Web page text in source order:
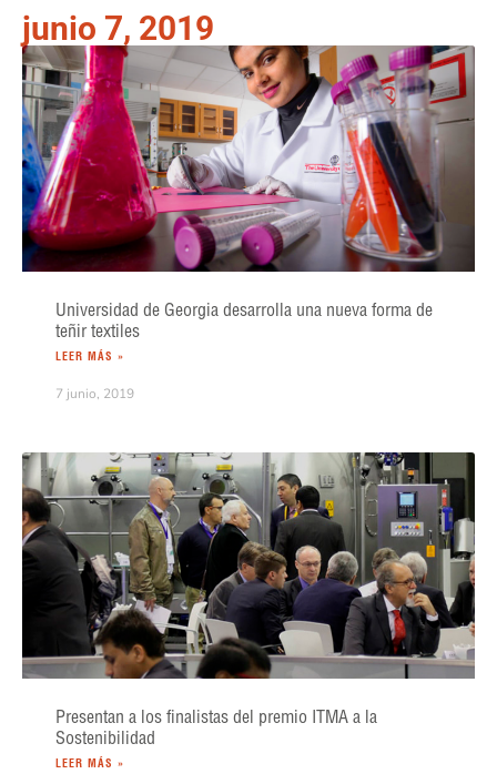
junio 7, 2019
Universidad de Georgia desarrolla una nueva forma de
teñir textiles
LEER MÁS »
7 junio, 2019
Presentan a los finalistas del premio ITMA a la
Sostenibilidad
LEER MÁS »